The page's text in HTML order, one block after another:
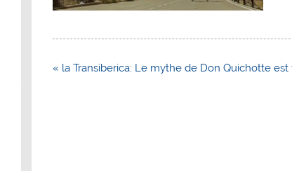
Navigation
« la Transiberica: Le mythe de Don Quichotte